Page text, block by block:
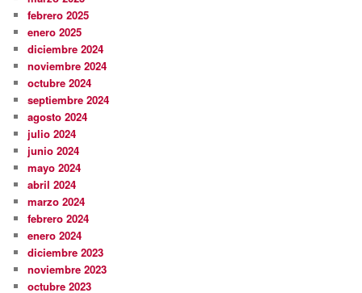
febrero 2025
enero 2025
diciembre 2024
noviembre 2024
octubre 2024
septiembre 2024
agosto 2024
julio 2024
junio 2024
mayo 2024
abril 2024
marzo 2024
febrero 2024
enero 2024
diciembre 2023
noviembre 2023
octubre 2023